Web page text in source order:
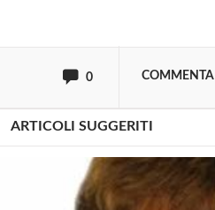
0 COMMENTA
ARTICOLI SUGGERITI